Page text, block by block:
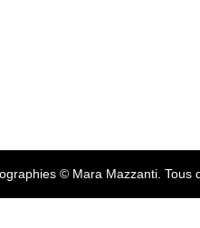
© Mara Mazzanti. Tous